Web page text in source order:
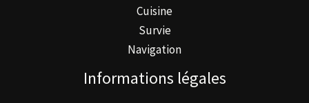
Cuisine
Survie
Navigation
Informations légales